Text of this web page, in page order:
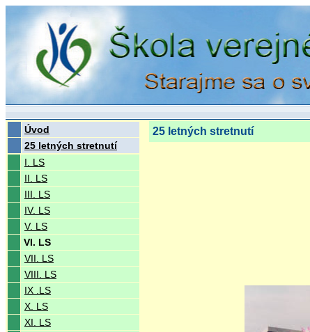
Úvod
25 letných stretnutí
I. LS
II. LS
III. LS
IV. LS
V. LS
VI. LS
VII. LS
VIII. LS
IX .LS
X. LS
XI. LS
25 letných stretnutí